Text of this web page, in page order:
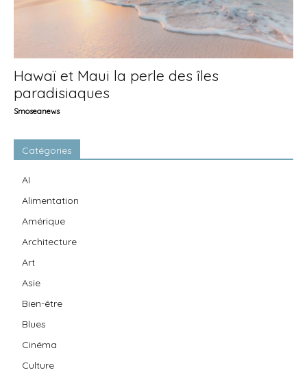
Hawaï et Maui la perle des îles
paradisiaques
Smoseanews
Catégories
AI
Alimentation
Amérique
Architecture
Art
Asie
Bien-être
Blues
Cinéma
Culture